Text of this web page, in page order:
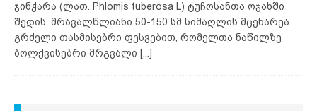
ჯინჭარა (ლათ. Phlomis tuberosa L) ტუჩოსანთა ოჯახში
შედის. მრავალწლიანი 50-150 სმ სიმაღლის მცენარეა
გრძელი თასმისებრი ფესვებით, რომელთა ნაწილზე
ბოლქვისებრი მრგვალი [...]